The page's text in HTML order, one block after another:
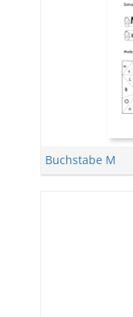
Buchstabe M